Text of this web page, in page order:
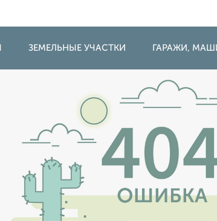
ЗЕМЕЛЬНЫЕ УЧАСТКИ ГАРАЖИ,